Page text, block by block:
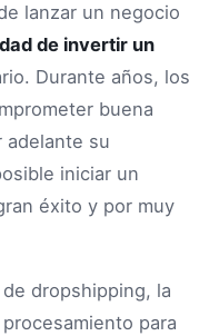
lanzar un negocio
de invertir un
Durante años, los
buena
adelante su
iniciar un
éxito y por muy
dropshipping, la
para